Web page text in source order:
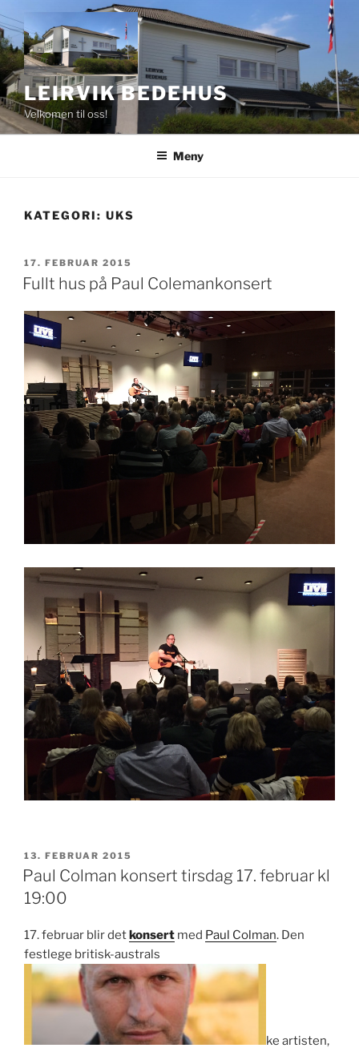
til
innhold
LEIRVIK BEDEHUS
Velkomen til oss!
Meny
KATEGORI: UKS
PUBLISERT
17. FEBRUAR 2015
Fullt hus på Paul Colemankonsert
PUBLISERT
13. FEBRUAR 2015
Paul Colman konsert tirsdag 17. februar kl
19:00
17. februar blir det konsert med Paul Colman. Den
festlege britisk-australs
ke artisten,